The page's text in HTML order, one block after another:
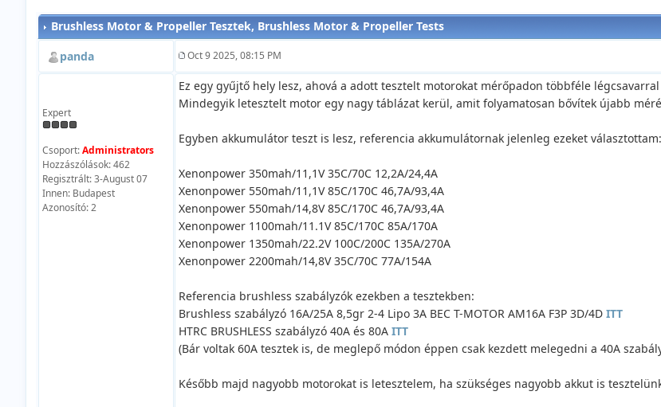
Brushless Motor & Propeller Tesztek, Brushless Motor & Propeller Tests
panda Oct 9 2025, 08:15 PM
Expert
Csoport:Administrators
Hozzászólások: 462
Regisztrált: 3-August 07
Innen: Budapest
Azonosító: 2
Ez egy gyűjtő hely lesz, ahová a adott tesztelt motorokat mérőpadon többféle
Mindegyik letesztelt motor egy nagy táblázat kerül, amit folyamatosan bővítek újabb
Egyben akkumulátor teszt is lesz, referencia akkumulátornak jelenleg ezeket választottam:
Xenonpower 350mah/11,1V 35C/70C 12,2A/24,4A
Xenonpower 550mah/11,1V 85C/170C 46,7A/93,4A
Xenonpower 550mah/14,8V 85C/170C 46,7A/93,4A
Xenonpower 1100mah/11.1V 85C/170C 85A/170A
Xenonpower 1350mah/22.2V 100C/200C 135A/270A
Xenonpower 2200mah/14,8V 35C/70C 77A/154A
Referencia brushless szabályzók ezekben a tesztekben:
Brushless szabályzó 16A/25A 8,5gr 2-4 Lipo 3A BEC T-MOTOR AM16A F3P 3D/4D ITT
HTRC BRUSHLESS szabályzó 40A és 80A ITT
(Bár voltak 60A tesztek is, de meglepő módon éppen csak kezdett melegedni a 40A
Később majd nagyobb motorokat is letesztelem, ha szükséges nagyobb akkut is